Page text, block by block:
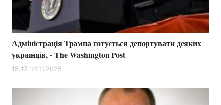
Адміністрація Трампа готується депортувати деяких
українців, - The Washington Post
15:17, 14.11.2025